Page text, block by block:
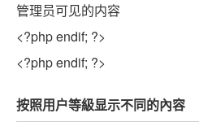
管理员可见的内容
<?phpendif; ?>
<?phpendif; ?>
按照用户等級显示不同的內容